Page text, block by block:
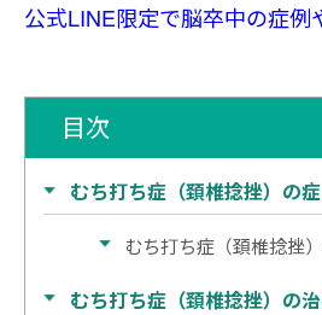
公式LINE限定で脳卒中の症例
目次
むち打ち症（頚椎捻挫）の
むち打ち症（頚椎捻挫
むち打ち症（頚椎捻挫）の